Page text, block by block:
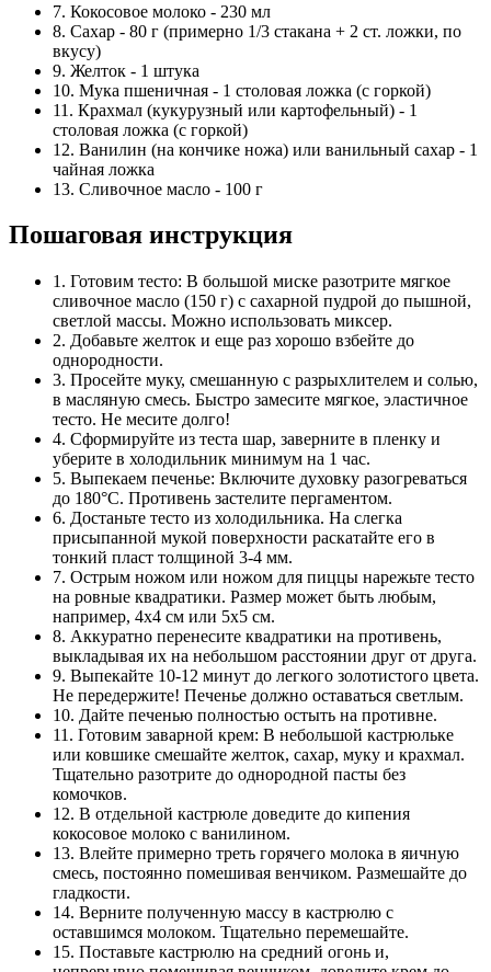
7. Кокосовое молоко - 230 мл
8. Сахар - 80 г (примерно 1/3 стакана + 2 ст. ложки, по
вкусу)
9. Желток - 1 штука
10. Мука пшеничная - 1 столовая ложка (с горкой)
11. Крахмал (кукурузный или картофельный) - 1
столовая ложка (с горкой)
12. Ванилин (на кончике ножа) или ванильный сахар - 1
чайная ложка
13. Сливочное масло - 100 г
Пошаговая инструкция
1. Готовим тесто: В большой миске разотрите мягкое
сливочное масло (150 г) с сахарной пудрой до пышной,
светлой массы. Можно использовать миксер.
2. Добавьте желток и еще раз хорошо взбейте до
однородности.
3. Просейте муку, смешанную с разрыхлителем и солью,
в масляную смесь. Быстро замесите мягкое, эластичное
тесто. Не месите долго!
4. Сформируйте из теста шар, заверните в пленку и
уберите в холодильник минимум на 1 час.
5. Выпекаем печенье: Включите духовку разогреваться
до 180°C. Противень застелите пергаментом.
6. Достаньте тесто из холодильника. На слегка
присыпанной мукой поверхности раскатайте его в
тонкий пласт толщиной 3-4 мм.
7. Острым ножом или ножом для пиццы нарежьте тесто
на ровные квадратики. Размер может быть любым,
например, 4х4 см или 5х5 см.
8. Аккуратно перенесите квадратики на противень,
выкладывая их на небольшом расстоянии друг от друга.
9. Выпекайте 10-12 минут до легкого золотистого цвета.
Не передержите! Печенье должно оставаться светлым.
10. Дайте печенью полностью остыть на противне.
11. Готовим заварной крем: В небольшой кастрюльке
или ковшике смешайте желток, сахар, муку и крахмал.
Тщательно разотрите до однородной пасты без
комочков.
12. В отдельной кастрюле доведите до кипения
кокосовое молоко с ванилином.
13. Влейте примерно треть горячего молока в яичную
смесь, постоянно помешивая венчиком. Размешайте до
гладкости.
14. Верните полученную массу в кастрюлю с
оставшимся молоком. Тщательно перемешайте.
15. Поставьте кастрюлю на средний огонь и,